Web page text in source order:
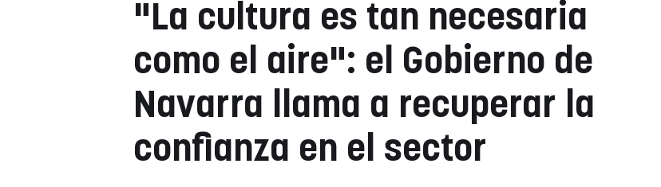
"La cultura es tan necesaria
como el aire": el Gobierno de
Navarra llama a recuperar la
confianza en el sector